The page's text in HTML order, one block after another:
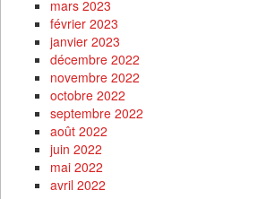
mars 2023
février 2023
janvier 2023
décembre 2022
novembre 2022
octobre 2022
septembre 2022
août 2022
juin 2022
mai 2022
avril 2022